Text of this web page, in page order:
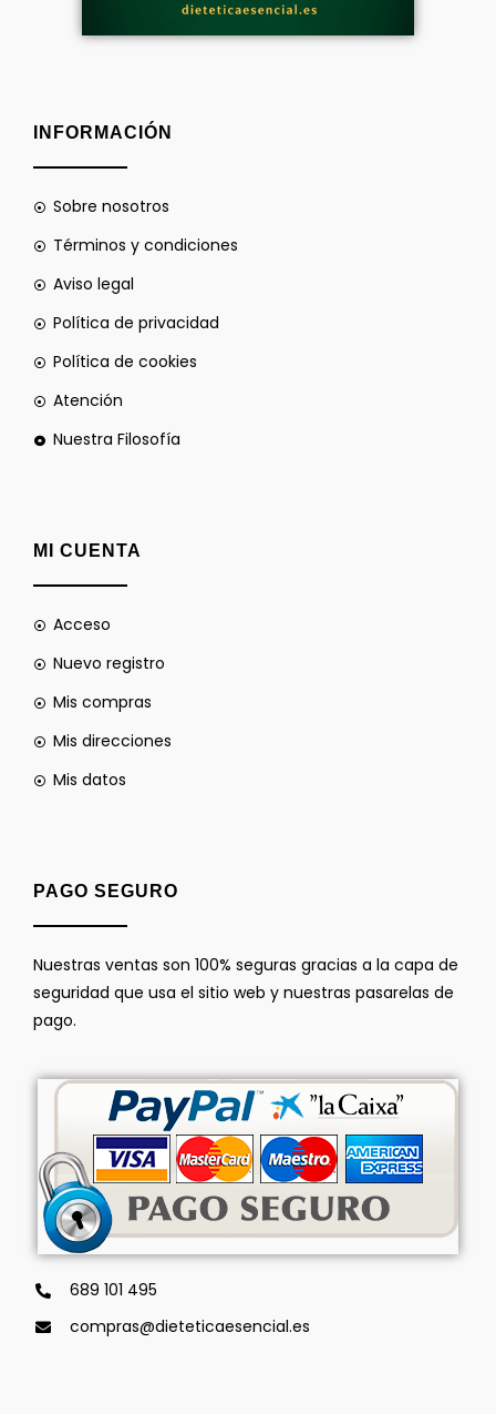
INFORMACIÓN
Sobre nosotros
Términos y condiciones
Aviso legal
Política de privacidad
Política de cookies
Atención
Nuestra Filosofía
MI CUENTA
Acceso
Nuevo registro
Mis compras
Mis direcciones
Mis datos
PAGO SEGURO
Nuestras ventas son 100% seguras gracias a la capa de
seguridad que usa el sitio web y nuestras pasarelas de
pago.
689 101 495
compras@dieteticaesencial.es